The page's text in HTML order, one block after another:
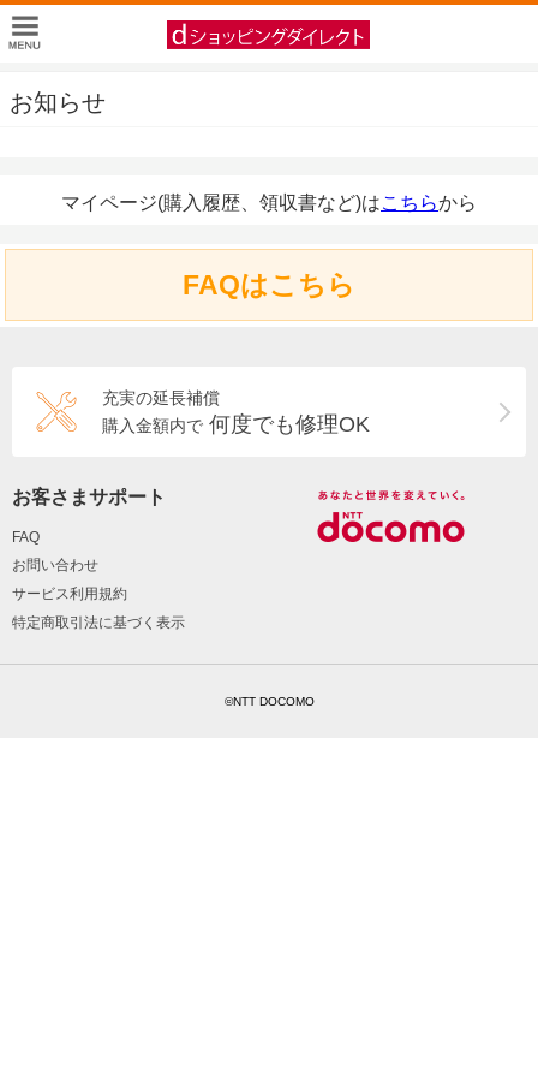
お知らせ
マイページ(購入履歴、領収書など)はこちらから
FAQはこちら
充実の延長補償
購入金額内で 何度でも修理OK
お客さまサポート
FAQ
お問い合わせ
サービス利用規約
特定商取引法に基づく表示
©NTT DOCOMO